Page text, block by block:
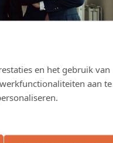
en het gebruik van
aan te
nieuwe